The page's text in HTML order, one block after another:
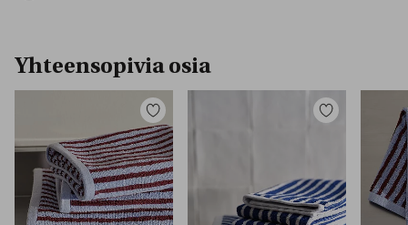
Yhteensopivia osia
Lisää
suosikkeihin
Lisää